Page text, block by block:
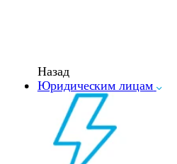
Назад
Юридическим лицам